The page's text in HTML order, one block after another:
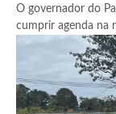
O governador do
cumprir agenda na